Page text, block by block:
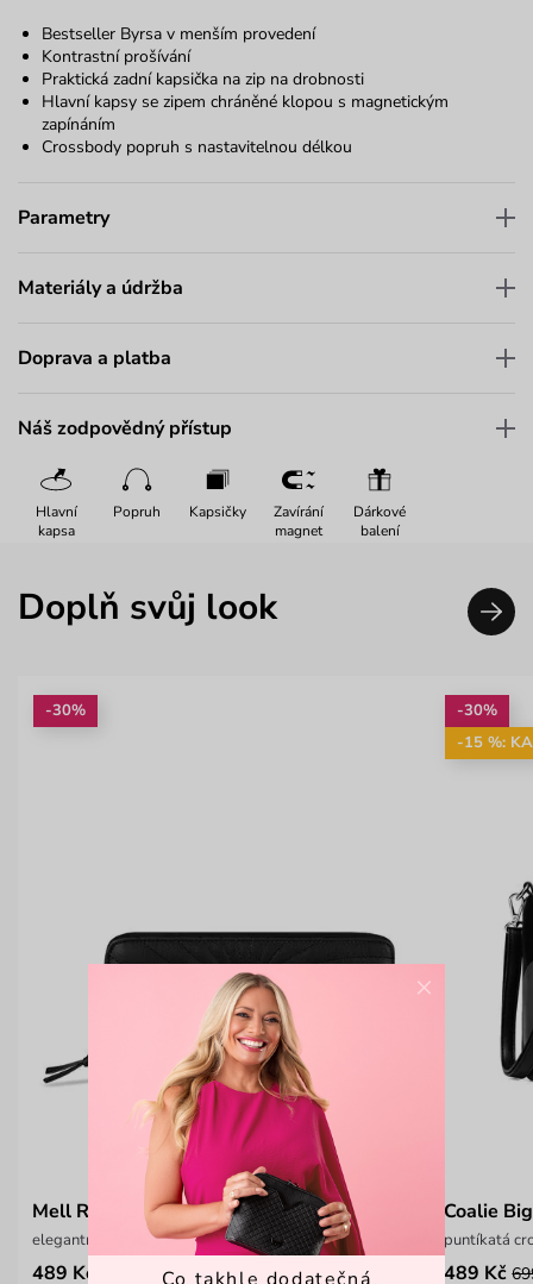
Bestseller Byrsa v menším provedení
Kontrastní prošívání
Praktická zadní kapsička na zip na drobnosti
Hlavní kapsy se zipem chráněné klopou s magnetickým
zapínáním
Crossbody popruh s nastavitelnou délkou
Parametry
Materiály a údržba
Doprava a platba
Náš zodpovědný přístup
Hlavní
kapsa
Popruh Kapsičky
Zavírání
magnet
Dárkové
balení
Doplň svůj look
-30%
Mell Rays Black
elegantní prošívaná peněženka na zip
489 Kč
-30%
-15 %:
Coalie
puntíkatá
489 Kč
×
Co takhle dodatečná